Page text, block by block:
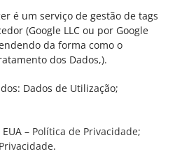
é um serviço de gestão de tags
(Google LLC ou por Google
da forma como o
dos Dados,).
Dados de Utilização;
– Política de Privacidade;
.